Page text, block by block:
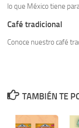
lo que México tiene
Café tradicional
Conoce nuestro café
TAMBIÉN TE